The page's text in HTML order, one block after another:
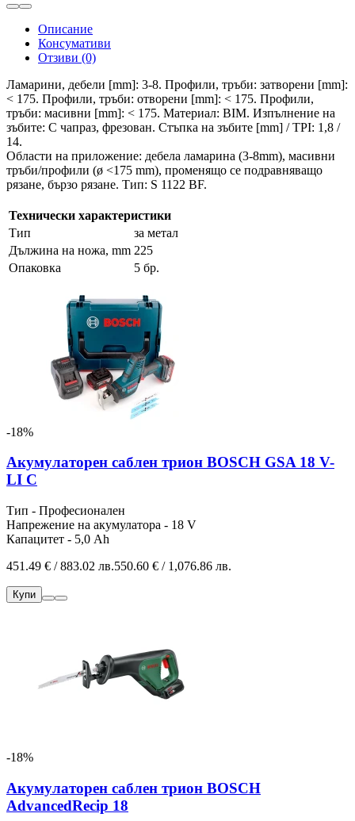
Описание
Консумативи
Отзиви (0)
Ламарини, дебели [mm]: 3-8. Профили, тръби: затворени [mm]:
< 175. Профили, тръби: отворени [mm]: < 175. Профили,
тръби: масивни [mm]: < 175. Материал: BIM. Изпълнение на
зъбите: С чапраз, фрезован. Стъпка на зъбите [mm] / TPI: 1,8 /
14.
Области на приложение: дебела ламарина (3-8mm), масивни
тръби/профили (ø <175 mm), променящо се подравняващо
рязане, бързо рязане. Тип: S 1122 BF.
Технически характеристики
Тип
за метал
Дължина на ножа, mm 225
Опаковка
5 бр.
-18%
Акумулаторен саблен трион BOSCH GSA 18 V-
LI C
Тип - Професионален
Напрежение на акумулатора - 18 V
Капацитет - 5,0 Ah
451.49 € / 883.02 лв.550.60 € / 1,076.86 лв.
Купи
-18%
Акумулаторен саблен трион BOSCH
AdvancedRecip 18